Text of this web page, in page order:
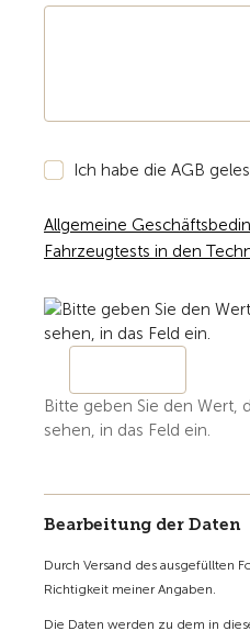
Ich habe die AGB
Allgemeine
Fahrzeugtests in den
Bitte geben Sie den Wert,
sehen, in das Feld ein.
Bearbeitung der Daten
Durch Versand des ausgefüllten
Richtigkeit meiner Angaben.
Die Daten werden zu dem in